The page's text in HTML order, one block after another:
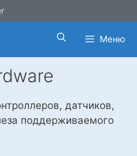
Меню
датчиков,
поддерживаемого